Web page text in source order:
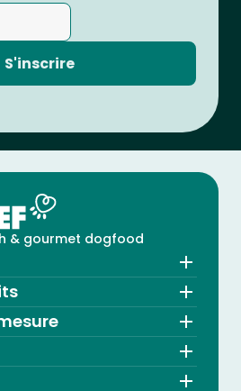
S'inscrire
& gourmet dogfood